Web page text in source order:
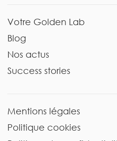
Votre Golden Lab
Blog
Nos actus
Success stories
Mentions légales
Politique cookies